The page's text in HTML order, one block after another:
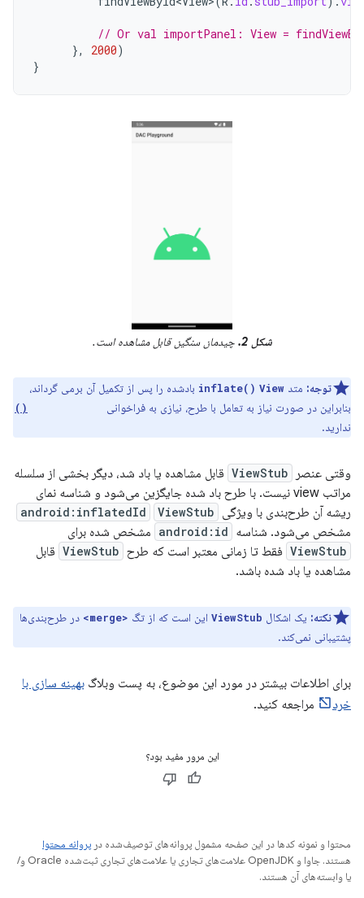
// Or val importPanel: View =
},
2000)
}
شکل 2. چیدمان سنگین قابل مشاهده است.
توجه: متد inflate() View
بادشده را پس از تکمیل آن برمی گرداند،
بنابراین در صورت نیاز به تعامل با طرح، نیازی به فراخوانی
ندارید.
وقتی عنصر ViewStub قابل مشاهده یا باد شد، دیگر بخشی از سلسله
مراتب view نیست. با طرح باد شده جایگزین می‌شود و شناسه نمای
ریشه آن طرح‌بندی با ویژگی
android:inflatedId ViewStub
مشخص می‌شود. شناسه android:id مشخص شده برای
ViewStub فقط تا زمانی معتبر است که طرح ViewStub قابل
مشاهده یا باد شده باشد.
نکته: یک اشکال ViewStub این است که از تگ <merge>
در طرح‌بندی‌ها
پشتیبانی نمی‌کند.
برای اطلاعات بیشتر در مورد این موضوع، به پست وبلاگ بهینه سازی با
خرد
مراجعه کنید.
این مرور مفید بود؟
محتوا و نمونه کدها در این صفحه مشمول پروانه‌های توصیف‌شده در پروانه محتوا
هستند. جاوا و OpenJDK علامت‌های تجاری یا علامت‌های تجاری ثبت‌شده Oracle و/
یا وابسته‌های آن هستند.